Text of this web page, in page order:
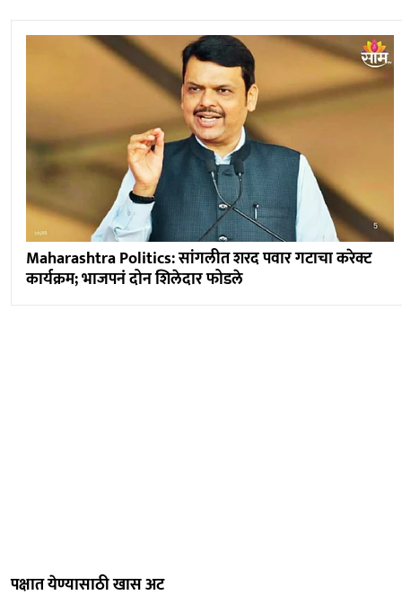
Maharashtra Politics: सांगलीत शरद पवार गटाचा करेक्ट
कार्यक्रम; भाजपनं दोन शिलेदार फोडले
पक्षात येण्यासाठी खास अट